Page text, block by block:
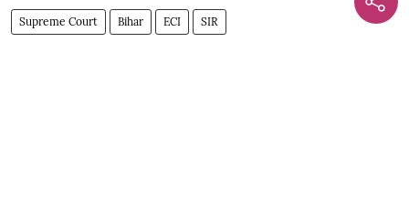
Supreme Court Bihar ECI SIR